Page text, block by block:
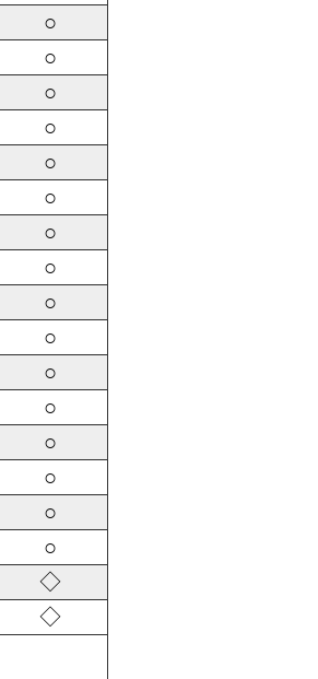
○
○
○
○
○
○
○
○
○
○
○
○
○
○
○
○
◇
◇